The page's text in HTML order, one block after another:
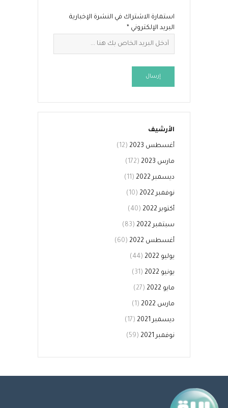
استمارة الاشتراك في النشرة الإخبارية
البريد الإلكتروني *
إرسال
الأرشيف
أغسطس 2023 (12)
مارس 2023 (172)
ديسمبر 2022 (11)
نوفمبر 2022 (10)
أكتوبر 2022 (40)
سبتمبر 2022 (83)
أغسطس 2022 (60)
يوليو 2022 (44)
يونيو 2022 (31)
مايو 2022 (27)
مارس 2022 (1)
ديسمبر 2021 (17)
نوفمبر 2021 (59)